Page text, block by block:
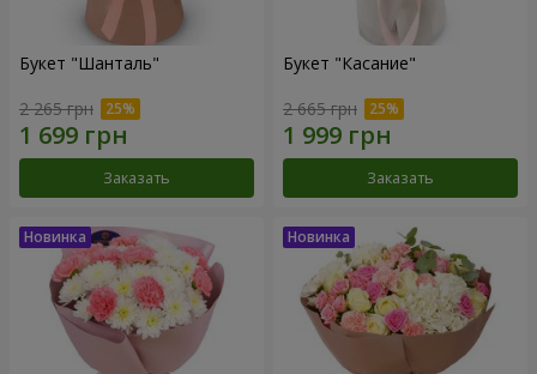
Букет "Шанталь"
2 265 грн
Заказать
Букет "Касание"
2 665 грн
Заказать